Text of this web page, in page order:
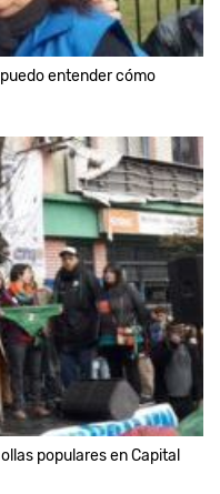
entender cómo
populares en Capital